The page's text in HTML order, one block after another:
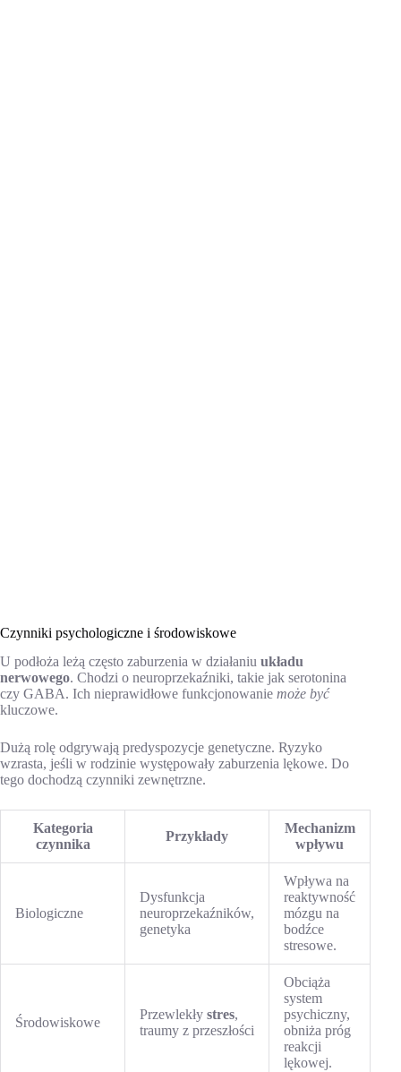
Czynniki psychologiczne i środowiskowe
U podłoża leżą często zaburzenia w działaniu układu
nerwowego. Chodzi o neuroprzekaźniki, takie jak serotonina
czy GABA. Ich nieprawidłowe funkcjonowanie może być
kluczowe.
Dużą rolę odgrywają predyspozycje genetyczne. Ryzyko
wzrasta, jeśli w rodzinie występowały zaburzenia lękowe. Do
tego dochodzą czynniki zewnętrzne.
Kategoria
czynnika
Przykłady
Mechanizm
wpływu
Biologiczne
Dysfunkcja
neuroprzekaźników,
genetyka
Wpływa na
reaktywność
mózgu na
bodźce
stresowe.
Środowiskowe
Przewlekły stres,
traumy z przeszłości
Obciąża
system
psychiczny,
obniża próg
reakcji
lękowej.